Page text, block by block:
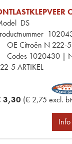
DS
OE Citroën N 222-5
Codes 1020430 |
5 ARTIKEL
3,30 (€ 2,75 excl.
Info